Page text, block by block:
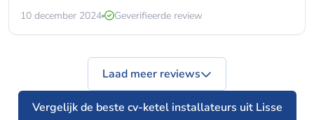
10 december 2024 Geverifieerde review
Vergelijk de beste cv-ketel installateurs uit Lisse
Laad meer reviews